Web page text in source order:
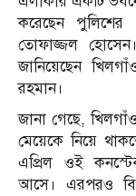
করেছেন পুলিশের
তোফাজ্জল
জানিয়েছেন
রহমান।
জানা গেছে,
মেয়েকে নিয়ে
এপ্রিল ওই
আসে। এরপরও